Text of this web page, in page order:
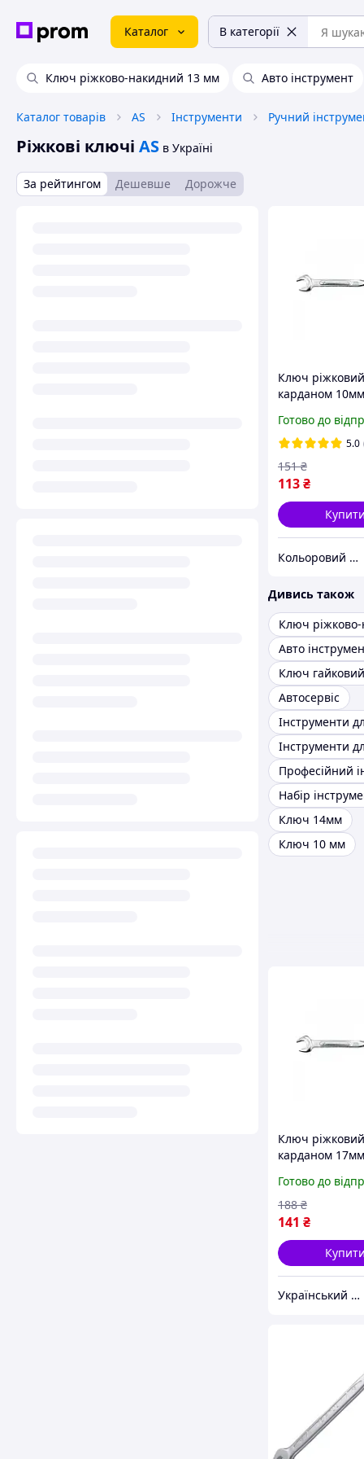
Каталог В категорії
Ключ ріжково-накидний 13 мм Авто інструмент
Каталог товарів AS Інструменти Ручний
Ріжкові ключі AS в Україні
За рейтингом Дешевше Дорожче
Ключ
карданом
Готово до
5.0
113₴
151 ₴
Купити
Кольоровий Алмаз
Дивись також
Авто
Ключ гайковий
Автосервіс
Ключ 14мм
Ключ 10 мм
Ключ
карданом
339-85)
Готово до
141 ₴
188 ₴
Купити
Український Кошик